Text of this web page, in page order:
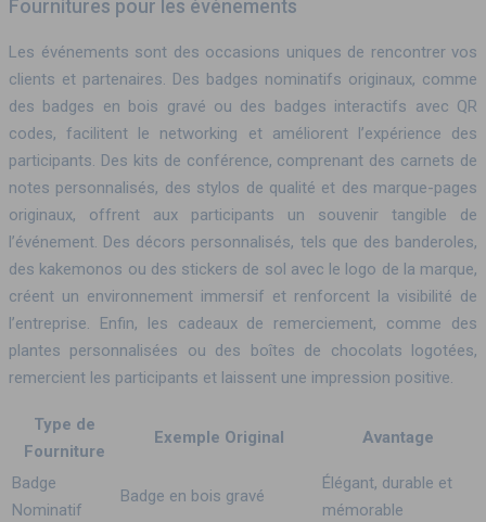
Fournitures pour les événements
Les événements sont des occasions uniques de rencontrer vos
clients et partenaires. Des badges nominatifs originaux, comme
des badges en bois gravé ou des badges interactifs avec QR
codes, facilitent le networking et améliorent l’expérience des
participants. Des kits de conférence, comprenant des carnets de
notes personnalisés, des stylos de qualité et des marque-pages
originaux, offrent aux participants un souvenir tangible de
l’événement. Des décors personnalisés, tels que des banderoles,
des kakemonos ou des stickers de sol avec le logo de la marque,
créent un environnement immersif et renforcent la visibilité de
l’entreprise. Enfin, les cadeaux de remerciement, comme des
plantes personnalisées ou des boîtes de chocolats logotées,
remercient les participants et laissent une impression positive.
Type de
Fourniture
Exemple Original Avantage
Badge
Nominatif
Badge en bois gravé
Élégant, durable et
mémorable